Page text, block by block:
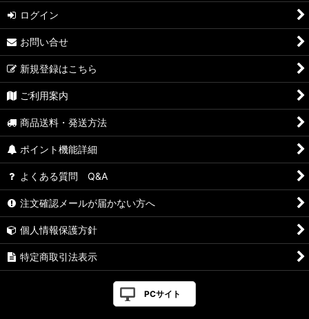
ログイン
お問い合せ
新規登録はこちら
ご利用案内
商品送料・発送方法
ポイント機能詳細
よくある質問 Q&A
注文確認メールが届かない方へ
個人情報保護方針
特定商取引法表示
PCサイト